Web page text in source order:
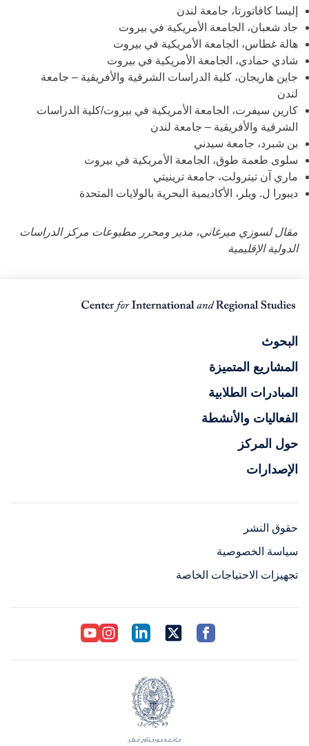
إليسا كافاتورتا، جامعة لندن
جاد شعبان، الجامعة الأمريكية في بيروت
هالة غطاس، الجامعة الأمريكية في بيروت
شادي حمادي، الجامعة الأمريكية في بيروت
جاين هاريجان، كلية الدراسات الشرقية والأفريقية – جامعة
لندن
كارين سيفرت، الجامعة الأمريكية في بيروت/كلية الدراسات
الشرقية والأفريقية – جامعة لندن
بن شبرد، جامعة سيدني
سلوى طعمة طوق، الجامعة الأمريكية في بيروت
ماري آن تيترولت، جامعة ترينيتي
ديبورا ل. ويلر، الأكاديمية البحرية بالولايات المتحدة
مقال لسوزي ميرغاني، مدير ومحرر مطبوعات مركز الدراسات
الدولية الإقليمية
البحوث
المشاريع المتميزة
المبادرات الطلابية
الفعاليات والأنشطة
حول المركز
الإصدارات
حقوق النشر
سياسة الخصوصية
تجهيزات الاحتياجات الخاصة